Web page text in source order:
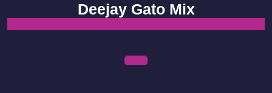
content
Deejay Gato Mix